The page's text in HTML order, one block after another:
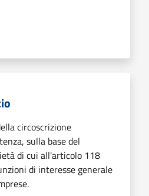
circoscrizione
sulla base del
di cui all'articolo 118
di interesse generale